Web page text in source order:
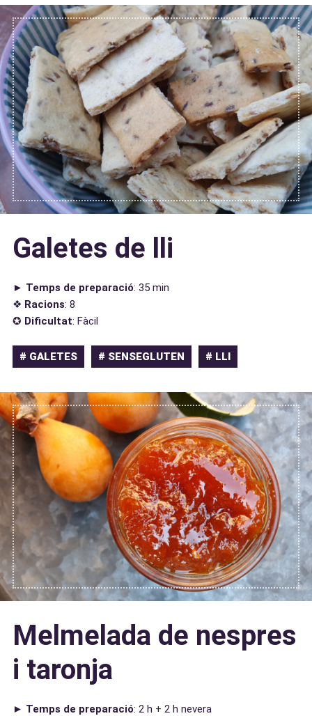
Galetes de lli
► Temps de preparació: 35 min
❖ Racions: 8
✪ Dificultat: Fàcil
# GALETES # SENSEGLUTEN # LLI
Melmelada de nespres
i taronja
► Temps de preparació: 2 h + 2 h nevera